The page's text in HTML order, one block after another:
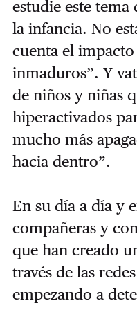
estudie este tema
la infancia. No
cuenta el
inmaduros”. Y
de niños y niñas
hiperactivados
mucho más
hacia dentro”.
En su día a día y
compañeras y
que han creado
través de las
empezando a